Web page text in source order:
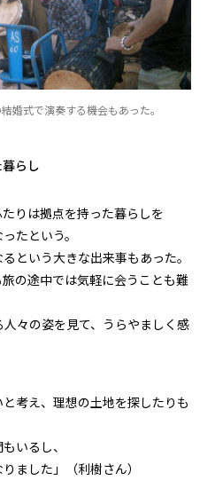
婚式で演奏する機会もあった。
らし
りは拠点を持った暮らしを
たという。
という大きな出来事もあった。
の途中では気軽に会うことも難
々の姿を見て、うらやましく感
と考え、理想の土地を探したりも
いるし、
ました」（利樹さん）